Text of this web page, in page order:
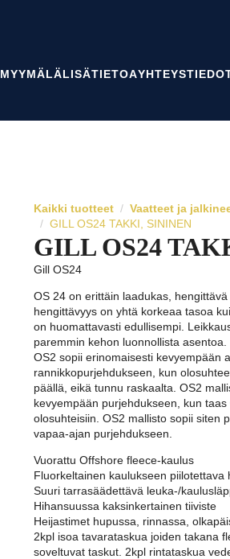
MYYMÄLÄLISÄTIETOA
Kaikki tuotteet Vaatteet ja
GILL OS24 TAKKI, SININEN
GILL OS24
Gill OS24
OS 24 on erittäin laadukas,
hengittävyys on yhtä korkeaa tasoa
on huomattavasti edullisempi.
paremmin kehon luonnollista asentoa.
OS2 sopii erinomaisesti kevyempään
rannikkopurjehdukseen, kun
päällä, eikä tunnu raskaalta. OS2
kevyempään purjehdukseen, kun
olosuhteisiin. OS2 mallisto sopii siten
vapaa-ajan purjehdukseen.
Vuorattu Offshore fleece-kaulus
Fluorkeltainen kaulukseen
Suuri tarrasäädettävä leuka-/
Hihansuussa kaksinkertainen tiiviste
Heijastimet hupussa, rinnassa,
2kpl isoa tavarataskua joiden takana
soveltuvat taskut. 2kpl rintataskua